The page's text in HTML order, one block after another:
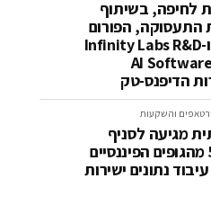
לחיפה, בשיתוף
התעסוקה, הפורום
הכלכלי-חברתי ו-Infinity Labs R&D
משיקות מסלול AI Software
והשקעות
מגיעה לסניף
ולכספומט: 57% מהגופים הפיננסיים
נתונים ישירות